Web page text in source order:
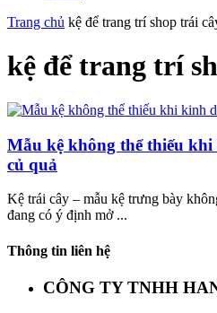
Trang chủ kệ để trang trí shop trái
kệ để trang trí
Mẫu kệ không thể thiếu
củ quả
Kệ trái cây – mẫu kệ trưng bày
đang có ý định mở ...
Thông tin liên hệ
CÔNG TY TNHH